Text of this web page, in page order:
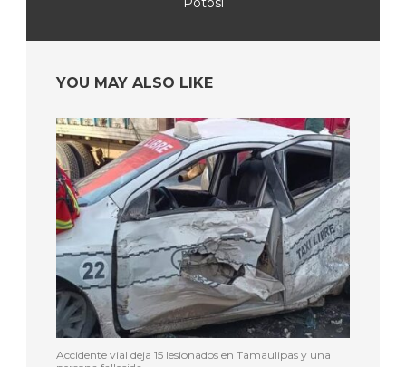
YOU MAY ALSO LIKE
Accidente vial deja 15 lesionados en Tamaulipas y una